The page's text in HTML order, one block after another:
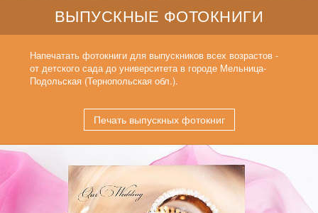
ВЫПУСКНЫЕ ФОТОКНИГИ
Напечатать фотокниги для выпускников всех возрастов -
от детского сада до университета в городе Мельница-
Подольская (Тернопольская обл.).
Печать выпускных фотокниг